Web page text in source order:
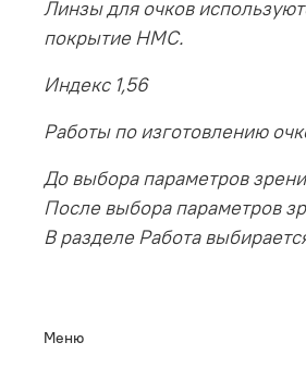
Линзы для очков
покрытие HMC.
Индекс 1,56
Работы по изготовлению
До выбора параметров
После выбора параметров
В разделе Работа
Меню